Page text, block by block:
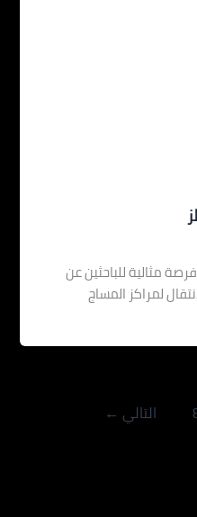
مثالية للباحثين عن
لمراكز المساج
التالي ←